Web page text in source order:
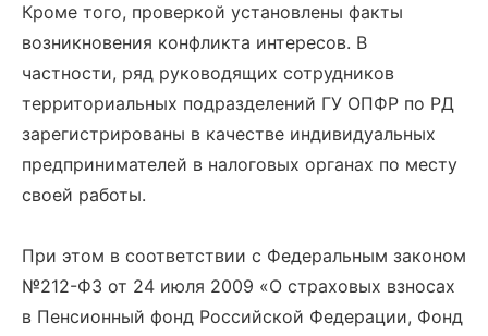
Кроме того, проверкой установлены факты
возникновения конфликта интересов. В
частности, ряд руководящих сотрудников
территориальных подразделений ГУ ОПФР по РД
зарегистрированы в качестве индивидуальных
предпринимателей в налоговых органах по месту
своей работы.
При этом в соответствии с Федеральным законом
№212-ФЗ от 24 июля 2009 «О страховых взносах
в Пенсионный фонд Российской Федерации, Фонд